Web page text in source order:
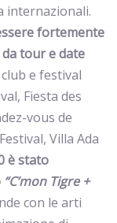
internazionali.
fortemente
tour e date
e festival
Fiesta des
vous de
Villa Ada
è stato
“C’mon Tigre +
con le arti